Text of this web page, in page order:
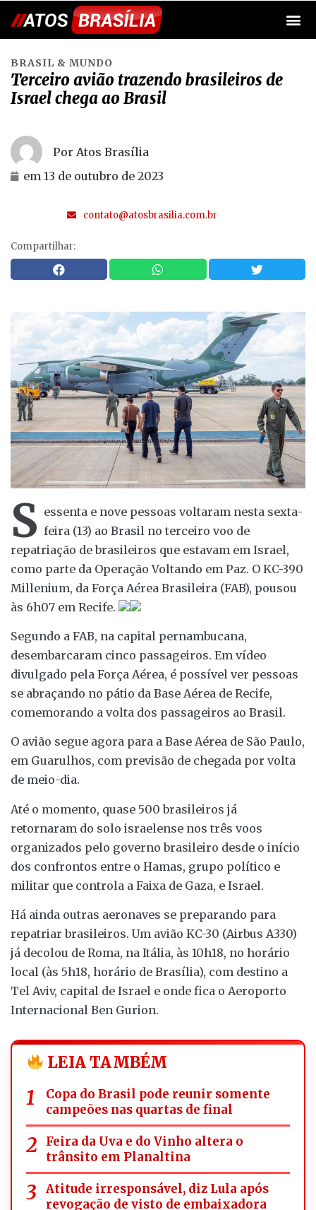
BRASIL & MUNDO
Terceiro avião trazendo brasileiros de
Israel chega ao Brasil
Por Atos Brasília
em 13 de outubro de 2023
contato@atosbrasilia.com.br
Compartilhar:
S essenta e nove pessoas voltaram nesta sexta-
feira (13) ao Brasil no terceiro voo de
repatriação de brasileiros que estavam em Israel,
como parte da Operação Voltando em Paz. O KC-390
Millenium, da Força Aérea Brasileira (FAB), pousou
às 6h07 em Recife.
Segundo a FAB, na capital pernambucana,
desembarcaram cinco passageiros. Em vídeo
divulgado pela Força Aérea, é possível ver pessoas
se abraçando no pátio da Base Aérea de Recife,
comemorando a volta dos passageiros ao Brasil.
O avião segue agora para a Base Aérea de São Paulo,
em Guarulhos, com previsão de chegada por volta
de meio-dia.
Até o momento, quase 500 brasileiros já
retornaram do solo israelense nos três voos
organizados pelo governo brasileiro desde o início
dos confrontos entre o Hamas, grupo político e
militar que controla a Faixa de Gaza, e Israel.
Há ainda outras aeronaves se preparando para
repatriar brasileiros. Um avião KC-30 (Airbus A330)
já decolou de Roma, na Itália, às 10h18, no horário
local (às 5h18, horário de Brasília), com destino a
Tel Aviv, capital de Israel e onde fica o Aeroporto
Internacional Ben Gurion.
LEIA TAMBÉM
Copa do Brasil pode reunir somente
campeões nas quartas de final
Feira da Uva e do Vinho altera o
trânsito em Planaltina
Atitude irresponsável, diz Lula após
revogação de visto de embaixadora